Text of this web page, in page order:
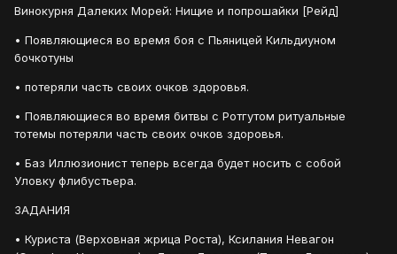
Винокурня Далеких Морей: Нищие и попрошайки [Рейд]
• Появляющиеся во время боя с Пьяницей Кильдиуном
бочкотуны
• потеряли часть своих очков здоровья.
• Появляющиеся во время битвы с Ротгутом ритуальные
тотемы потеряли часть своих очков здоровья.
• Баз Иллюзионист теперь всегда будет носить с собой
Уловку флибустьера.
ЗАДАНИЯ
• Куриста (Верховная жрица Роста), Ксилания Невагон